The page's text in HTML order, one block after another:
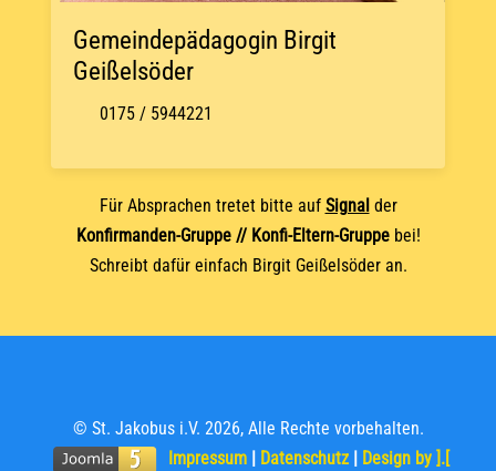
Gemeindepädagogin Birgit
Geißelsöder
0175 / 5944221
Für Absprachen tretet bitte auf Signal der
Konfirmanden-Gruppe // Konfi-Eltern-Gruppebei!
Schreibt dafür einfach Birgit Geißelsöder an.
© St. Jakobus i.V. 2026, Alle Rechte vorbehalten.
Impressum
Datenschutz
Design by ].[